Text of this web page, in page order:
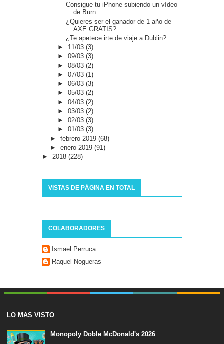
Consigue tu iPhone subiendo un vídeo
de Burn
¿Quieres ser el ganador de 1 año de
AXE GRATIS?
¿Te apetece irte de viaje a Dublin?
► 11/03(3)
►09/03(3)
►08/03(2)
►07/03(1)
►06/03(3)
►05/03(2)
►04/03(2)
►03/03(2)
►02/03(3)
►01/03(3)
► febrero 2019 (68)
► enero 2019 (91)
► 2018 (228)
VISTAS DE PÁGINA EN TOTAL
COLABORADORES
Ismael Perruca
Raquel Nogueras
LO MAS VISTO
Monopoly Doble McDonald's 2026